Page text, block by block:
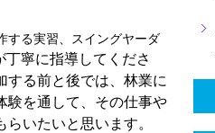
する実習、スイングヤーダ
寧に指導してくださ
する前と後では、林業に
験を通して、その仕事や
いたいと思います。